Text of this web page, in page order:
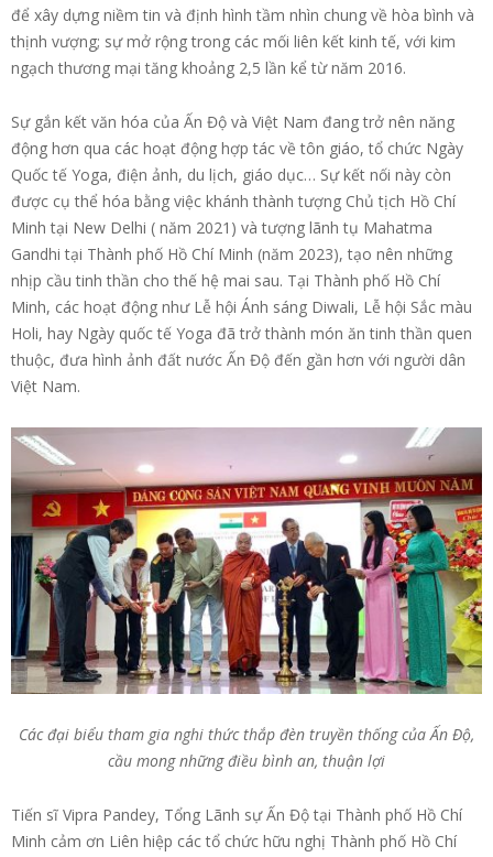
để xây dựng niềm tin và định hình tầm nhìn chung về hòa bình và
thịnh vượng; sự mở rộng trong các mối liên kết kinh tế, với kim
ngạch thương mại tăng khoảng 2,5 lần kể từ năm 2016.
Sự gắn kết văn hóa của Ấn Độ và Việt Nam đang trở nên năng
động hơn qua các hoạt động hợp tác về tôn giáo, tổ chức Ngày
Quốc tế Yoga, điện ảnh, du lịch, giáo dục… Sự kết nối này còn
được cụ thể hóa bằng việc khánh thành tượng Chủ tịch Hồ Chí
Minh tại New Delhi ( năm 2021) và tượng lãnh tụ Mahatma
Gandhi tại Thành phố Hồ Chí Minh (năm 2023), tạo nên những
nhịp cầu tinh thần cho thế hệ mai sau. Tại Thành phố Hồ Chí
Minh, các hoạt động như Lễ hội Ánh sáng Diwali, Lễ hội Sắc màu
Holi, hay Ngày quốc tế Yoga đã trở thành món ăn tinh thần quen
thuộc, đưa hình ảnh đất nước Ấn Độ đến gần hơn với người dân
Việt Nam.
Các đại biểu tham gia nghi thức thắp đèn truyền thống của Ấn Độ,
cầu mong những điều bình an, thuận lợi
Tiến sĩ Vipra Pandey, Tổng Lãnh sự Ấn Độ tại Thành phố Hồ Chí
Minh cảm ơn Liên hiệp các tổ chức hữu nghị Thành phố Hồ Chí